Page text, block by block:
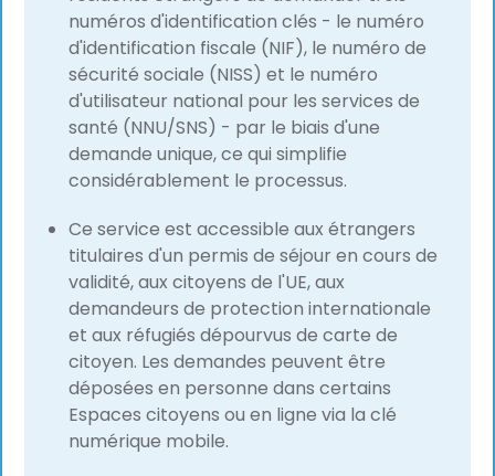
numéros d'identification clés - le numéro
d'identification fiscale (NIF), le numéro de
sécurité sociale (NISS) et le numéro
d'utilisateur national pour les services de
santé (NNU/SNS) - par le biais d'une
demande unique, ce qui simplifie
considérablement le processus.
Ce service est accessible aux étrangers
titulaires d'un permis de séjour en cours de
validité, aux citoyens de l'UE, aux
demandeurs de protection internationale
et aux réfugiés dépourvus de carte de
citoyen. Les demandes peuvent être
déposées en personne dans certains
Espaces citoyens ou en ligne via la clé
numérique mobile.